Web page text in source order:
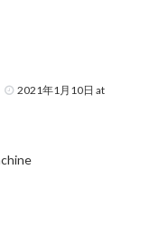
2021年1月10日 at